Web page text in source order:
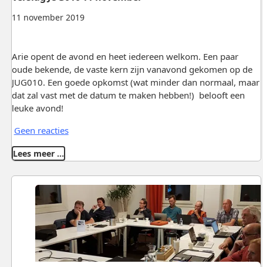
11 november 2019
Arie opent de avond en heet iedereen welkom. Een paar
oude bekende, de vaste kern zijn vanavond gekomen op de
JUG010. Een goede opkomst (wat minder dan normaal, maar
dat zal vast met de datum te maken hebben!) belooft een
leuke avond!
Geen reacties
Lees meer …